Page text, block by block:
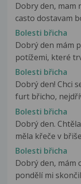
Dobry den, mam
casto dostavam
Bolesti břicha
Dobrý den mám
potížemi, které
Bolesti břicha
Dobrý den! Chci
furt břicho,
Bolesti břicha
Dobrý den.
měla křeče v
Bolesti břicha
Dobrý den, mám
pondělí mi